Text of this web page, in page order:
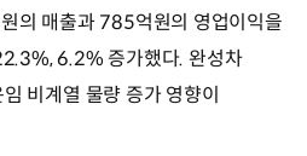
의 매출과 785억원의 영업이익을
6.2% 증가했다. 완성차
비계열 물량 증가 영향이